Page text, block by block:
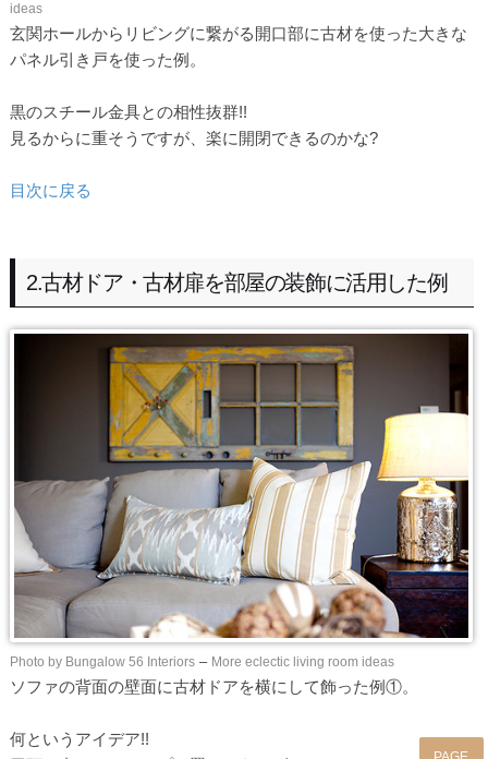
ideas
玄関ホールからリビングに繋がる開口部に古材を使った大きな
パネル引き戸を使った例。
黒のスチール金具との相性抜群!!
見るからに重そうですが、楽に開閉できるのかな?
目次に戻る
2.古材ドア・古材扉を部屋の装飾に活用した例
Photo by Bungalow 56 Interiors– More eclectic living room ideas
ソファの背面の壁面に古材ドアを横にして飾った例①。
何というアイデア!!